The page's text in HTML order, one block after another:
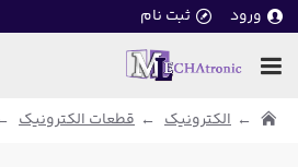
ورود ثبت نام
الکترونیک قطعات الکترونیک